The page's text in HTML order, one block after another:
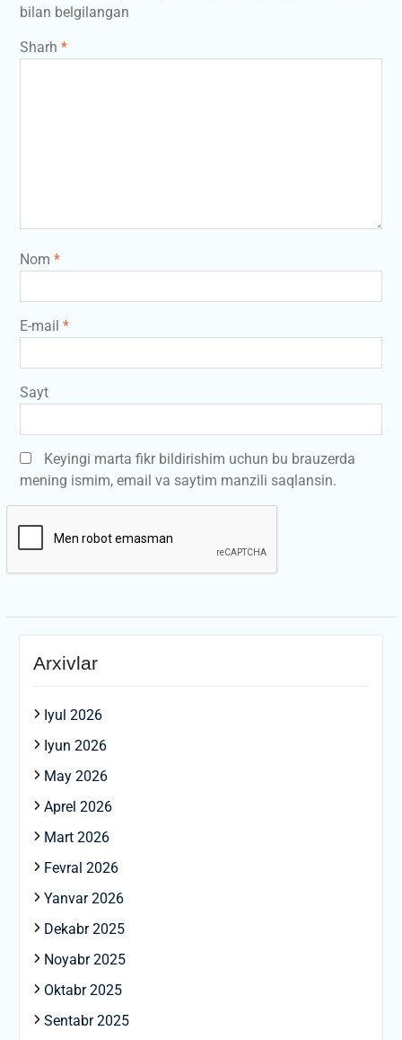
bilan belgilangan
Sharh *
Nom *
E-mail *
Sayt
Keyingi marta fikr bildirishim uchun bu brauzerda
mening ismim, email va saytim manzili saqlansin.
Arxivlar
Iyul 2026
Iyun 2026
May 2026
Aprel 2026
Mart 2026
Fevral 2026
Yanvar 2026
Dekabr 2025
Noyabr 2025
Oktabr 2025
Sentabr 2025